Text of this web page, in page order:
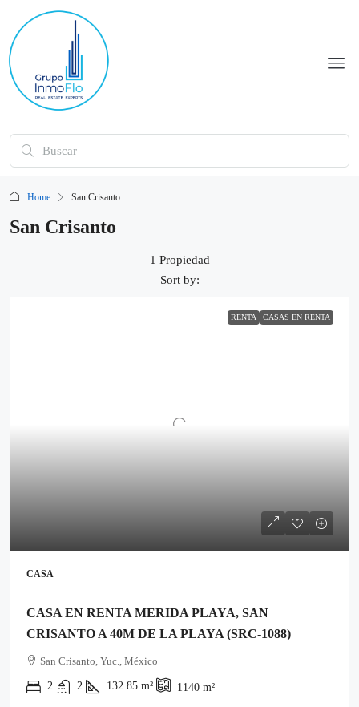
Home San Crisanto
San Crisanto
1 Propiedad
Sort by:
RENTA CASAS EN RENTA
CASA
CASA EN RENTA MERIDA PLAYA, SAN
CRISANTO A 40M DE LA PLAYA (SRC-1088)
San Crisanto, Yuc., México
2 2 132.85 m² 1140 m²